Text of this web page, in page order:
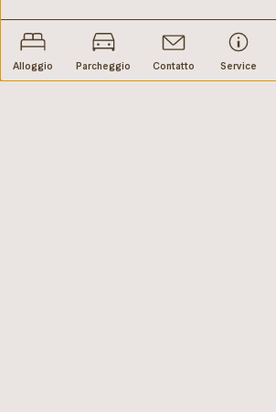
Alloggio Parcheggio Contatto Service